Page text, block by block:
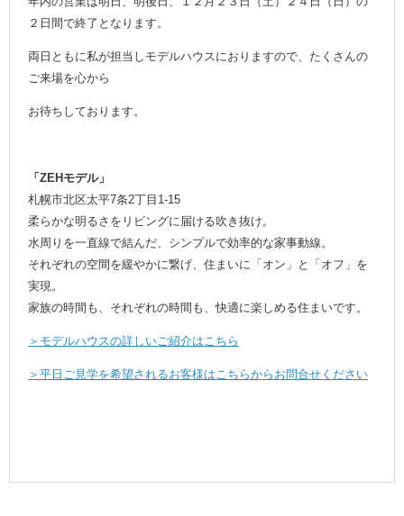
２日間で終了となります。
両日ともに私が担当しモデルハウスにおりますので、たくさんの
ご来場を心から
お待ちしております。
「ZEHモデル」
札幌市北区太平7条2丁目1-15
柔らかな明るさをリビングに届ける吹き抜け。
水周りを一直線で結んだ、シンプルで効率的な家事動線。
それぞれの空間を緩やかに繋げ、住まいに「オン」と「オフ」を
実現。
家族の時間も、それぞれの時間も、快適に楽しめる住まいです。
＞モデルハウスの詳しいご紹介はこちら
＞平日ご見学を希望されるお客様はこちらからお問合せください